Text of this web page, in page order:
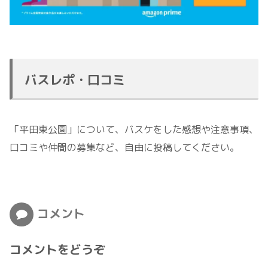
バスレポ・口コミ
「平田東公園」について、バスケをした感想や注意事項、
口コミや仲間の募集など、自由に投稿してください。
コメント
コメントをどうぞ